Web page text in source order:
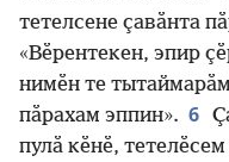
тетелсене ҫавӑнта
«Вӗрентекен, эпир
нимӗн те
пӑрахам эппин». 6
пулӑ кӗнӗ,